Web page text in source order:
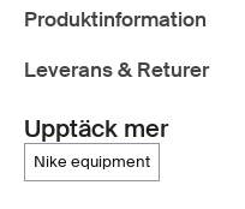
Produktinformation
Leverans & Returer
Upptäck mer
nike equipment